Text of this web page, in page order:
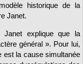
historique de la
Janet.
explique que la
général ». Pour lui,
est la cause simultanée